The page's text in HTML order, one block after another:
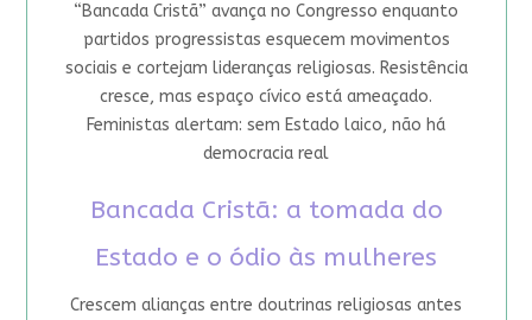
“Bancada Cristã” avança no Congresso enquanto
partidos progressistas esquecem movimentos
sociais e cortejam lideranças religiosas. Resistência
cresce, mas espaço cívico está ameaçado.
Feministas alertam: sem Estado laico, não há
democracia real
Bancada Cristã: a tomada do
Estado e o ódio às mulheres
Crescem alianças entre doutrinas religiosas antes